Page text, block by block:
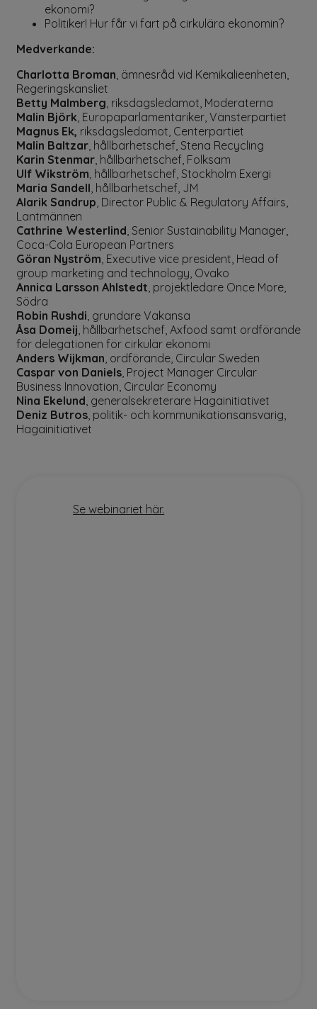
ekonomi?
Politiker! Hur får vi fart på cirkulära ekonomin?
Medverkande:
Charlotta Broman, ämnesråd vid Kemikalieenheten,
Regeringskansliet
Betty Malmberg, riksdagsledamot, Moderaterna
Malin Björk, Europaparlamentariker, Vänsterpartiet
Magnus Ek, riksdagsledamot, Centerpartiet
Malin Baltzar, hållbarhetschef, Stena Recycling
Karin Stenmar, hållbarhetschef, Folksam
Ulf Wikström, hållbarhetschef, Stockholm Exergi
Maria Sandell, hållbarhetschef, JM
Alarik Sandrup, Director Public & Regulatory Affairs,
Lantmännen
Cathrine Westerlind, Senior Sustainability Manager,
Coca-Cola European Partners
Göran Nyström, Executive vice president, Head of
group marketing and technology, Ovako
Annica Larsson Ahlstedt, projektledare Once More,
Södra
Robin Rushdi, grundare Vakansa
Åsa Domeij, hållbarhetschef, Axfood samt ordförande
för delegationen för cirkulär ekonomi
Anders Wijkman, ordförande, Circular Sweden
Caspar von Daniels, Project Manager Circular
Business Innovation, Circular Economy
Nina Ekelund, generalsekreterare Hagainitiativet
Deniz Butros, politik- och kommunikationsansvarig,
Hagainitiativet
Se webinariet här.